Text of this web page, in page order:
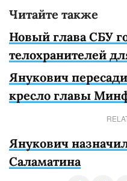
Читайте также
Новый глава СБУ
телохранителей
Янукович
кресло главы
Янукович
Саламатина